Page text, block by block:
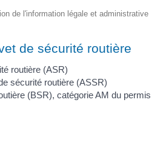
de l'information légale et administrative
de sécurité routière
routière (ASR)
sécurité routière (ASSR)
(BSR), catégorie AM du permis